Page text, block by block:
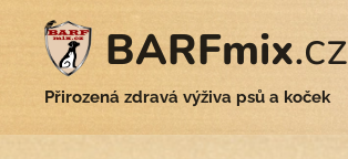
BARFmix.cz
Přirozená zdravá výživa psů a koček